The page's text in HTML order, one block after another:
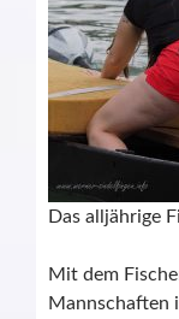
Das alljährige
Mit dem
Mannschaften